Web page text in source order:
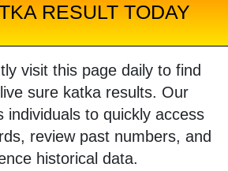
RESULT TODAY
visit this page daily to find
sure katka results. Our
individuals to quickly access
review past numbers, and
historical data.